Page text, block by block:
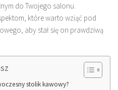
do Twojego salonu.
które warto wziąć pod
aby stał się on prawdziwą
stolik kawowy?